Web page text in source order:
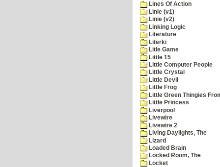
Lines Of Action
Linie (v1)
Linie (v2)
Linking Logic
Literature
Literki
Litle Game
Little 15
Little Computer People
Little Crystal
Little Devil
Little Frog
Little Green Thingies
Little Princess
Liverpool
Livewire
Livewire 2
Living Daylights, The
Lizard
Loaded Brain
Locked Room, The
Locket